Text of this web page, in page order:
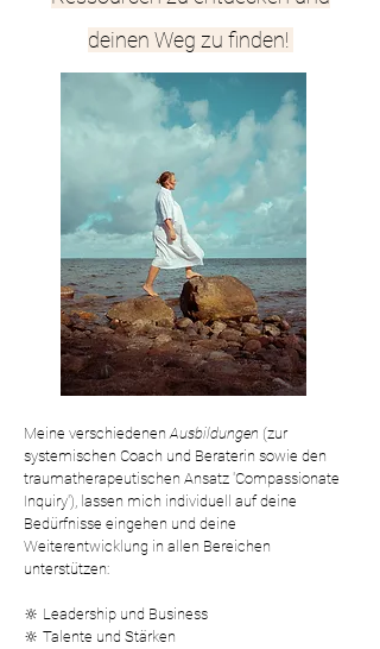
deinen Weg zu finden!
Meine verschiedenenAusbildungen (zur
systemischen Coach und Beraterin sowie den
traumatherapeutischen Ansatz 'Compassionate
Inquiry'), lassen mich individuell auf deine
Bedürfnisse eingehen und deine
Weiterentwicklung in al len Bereichen
unterstützen:
🔆 Leadership und Business
🔆 Talente und Stärken